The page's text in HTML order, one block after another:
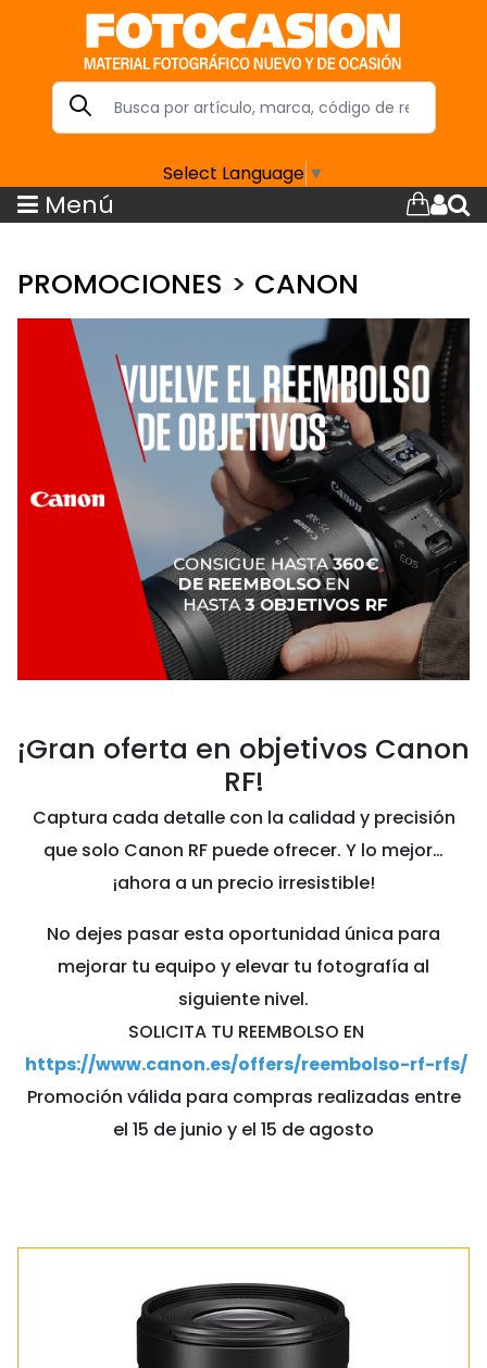
Select Language ▼
Menú
PROMOCIONES > CANON
¡Gran oferta en objetivos Canon
RF!
Captura cada detalle con la calidad y precisión
que solo Canon RF puede ofrecer. Y lo mejor…
¡ahora a un precio irresistible!
No dejes pasar esta oportunidad única para
mejorar tu equipo y elevar tu fotografía al
siguiente nivel.
SOLICITA TU REEMBOLSO EN
https://www.canon.es/offers/reembolso-rf-rfs/
Promoción válida para compras realizadas entre
el 15 de junio y el 15 de agosto